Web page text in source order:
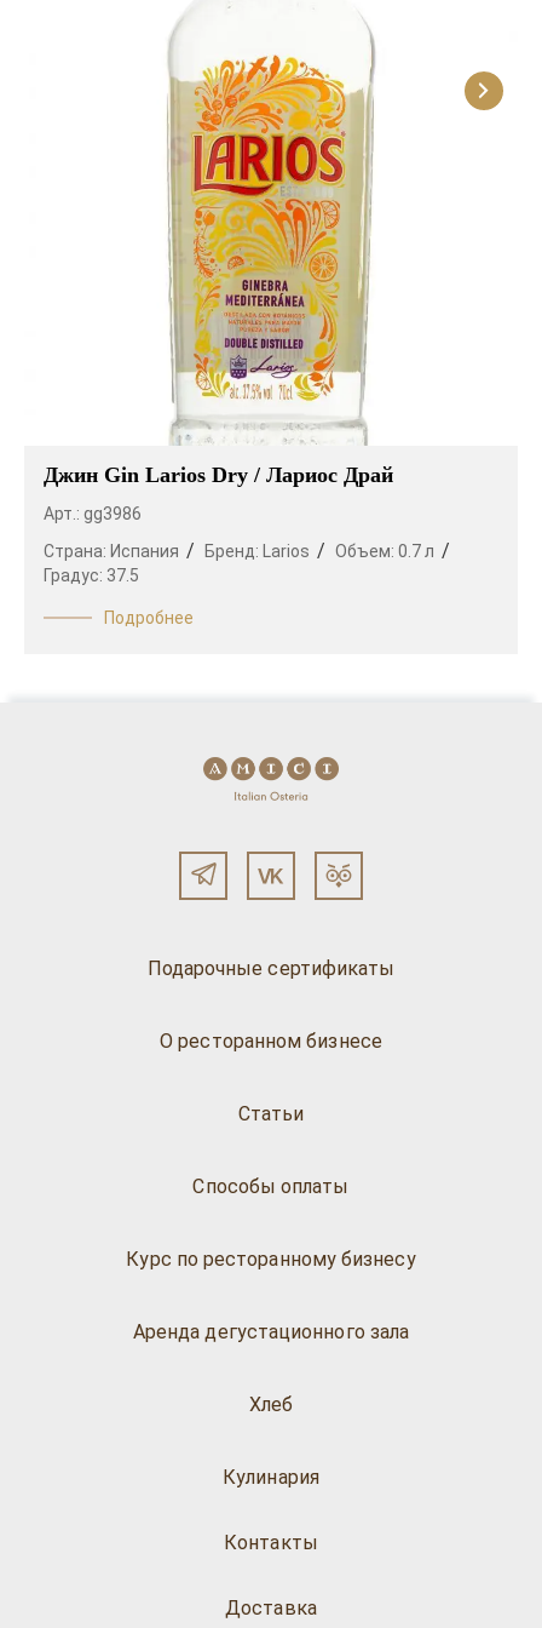
Итальянские вина
Французские вина
Испанские вина
Граппа
Водка
Джин Gin Larios Dry / Лариос Драй
Арт.: gg3986
Страна: Испания Бренд: Larios Объем: 0.7 л
Градус: 37.5
Подробнее
Подарочные сертификаты
О ресторанном бизнесе
Статьи
Способы оплаты
Курс по ресторанному бизнесу
Аренда дегустационного зала
Хлеб
Кулинария
Доставка
Контакты